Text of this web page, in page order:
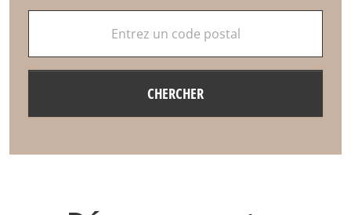
CHERCHER